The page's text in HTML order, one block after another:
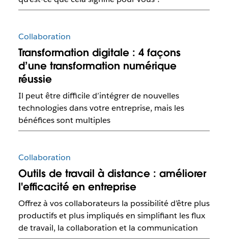
Collaboration
Transformation digitale : 4 façons
d’une transformation numérique
réussie
Il peut être difficile d’intégrer de nouvelles
technologies dans votre entreprise, mais les
bénéfices sont multiples
Collaboration
Outils de travail à distance : améliorer
l'efficacité en entreprise
Offrez à vos collaborateurs la possibilité d’être plus
productifs et plus impliqués en simplifiant les flux
de travail, la collaboration et la communication